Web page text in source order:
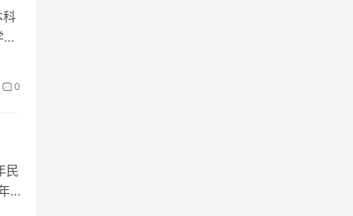
科
0
民